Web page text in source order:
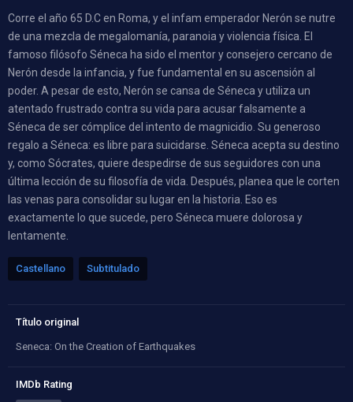
Corre el año 65 D.C en Roma, y el infam emperador Nerón se nutre
de una mezcla de megalomanía, paranoia y violencia física. El
famoso filósofo Séneca ha sido el mentor y consejero cercano de
Nerón desde la infancia, y fue fundamental en su ascensión al
poder. A pesar de esto, Nerón se cansa de Séneca y utiliza un
atentado frustrado contra su vida para acusar falsamente a
Séneca de ser cómplice del intento de magnicidio. Su generoso
regalo a Séneca: es libre para suicidarse. Séneca acepta su destino
y, como Sócrates, quiere despedirse de sus seguidores con una
última lección de su filosofía de vida. Después, planea que le corten
las venas para consolidar su lugar en la historia. Eso es
exactamente lo que sucede, pero Séneca muere dolorosa y
lentamente.
Castellano Subtitulado
Título original
Seneca: On the Creation of Earthquakes
IMDb Rating